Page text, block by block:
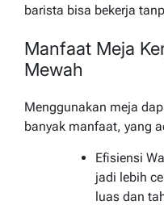
barista bisa bekerja
Manfaat Meja
Mewah
Menggunakan meja
banyak manfaat, yang
Efisiensi
jadi lebih
luas dan